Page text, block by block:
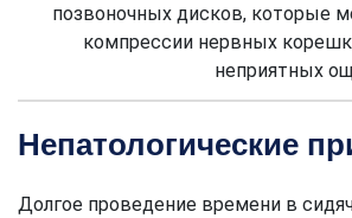
позвоночных дисков, которые
компрессии нервных
неприятных
Непатологические
Долгое проведение времени в